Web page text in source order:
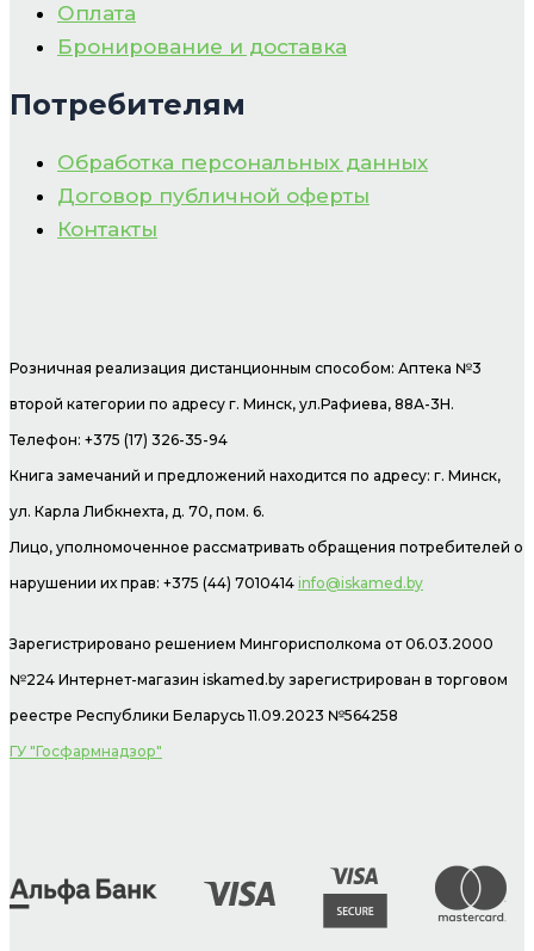
Оплата
Бронирование и доставка
Потребителям
Обработка персональных данных
Договор публичной оферты
Контакты
Розничная реализация дистанционным способом: Аптека №3
второй категории по адресу г. Минск, ул.Рафиева, 88А-3Н.
Телефон: +375 (17) 326-35-94
Книга замечаний и предложений находится по адресу: г. Минск,
ул. Карла Либкнехта, д. 70, пом. 6.
Лицо, уполномоченное рассматривать обращения потребителей о
нарушении их прав: +375 (44) 7010414 info@iskamed.by
Зарегистрировано решением Мингорисполкома от 06.03.2000
№224 Интернет-магазин iskamed.by зарегистрирован в торговом
реестре Республики Беларусь 11.09.2023 №564258
ГУ "Госфармнадзор"